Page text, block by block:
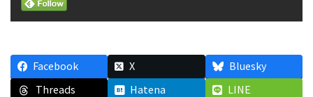
Facebook X
Bluesky
Threads
Hatena LINE